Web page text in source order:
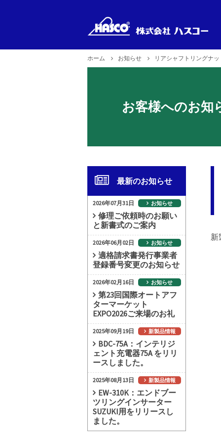
ホーム お知らせ リアシャフトリングナ
お客様へのお知
新
最新のお知らせ
2026年07月31日 お知らせ
修理ご依頼時のお願い
と新書式のご案内
2026年06月02日 お知らせ
適格請求書発行事業者
登録番号変更のお知らせ
2026年02月16日 お知らせ
第23回国際オートアフ
ターマーケット
EXPO2026ご来場のお礼
2025年09月19日 新製品情報
BDC-75A：インテリジ
ェント充電器75A をリリ
ースしました。
2025年08月13日 新製品情報
EW-310K：エンドブー
ツリングインサーター
SUZUKI用をリリースし
ました。